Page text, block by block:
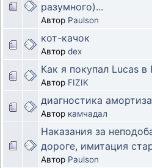
разумного)...
Автор Paulson
кот-качок
Автор dex
Как я покупал Lucas
Автор FIZIK
диагностика
Автор камчадал
Наказания за
дороге, имитация
Автор Paulson